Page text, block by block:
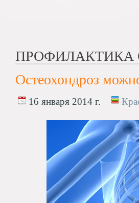
ПРОФИЛАКТИКА
Остеохондроз
16 января 2014 г.